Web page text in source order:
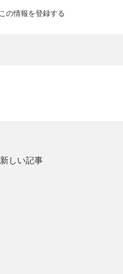
この情報を登録する
新しい記事